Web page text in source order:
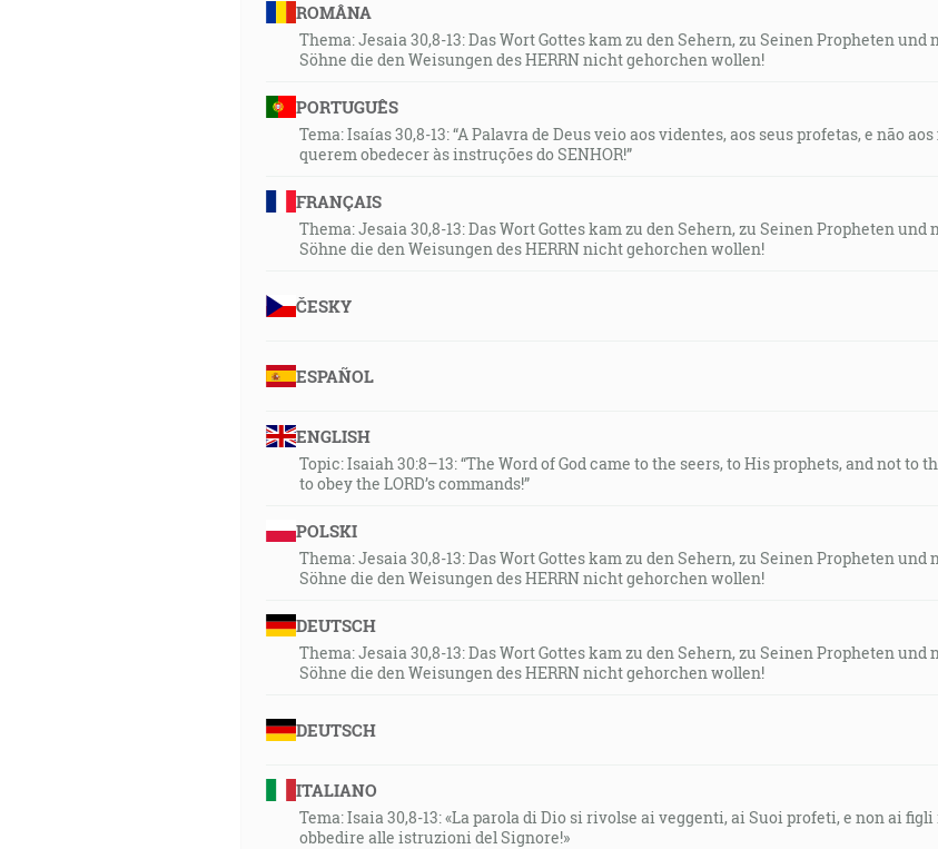
ROMÂNA
Thema: Jesaia 30,8-13: Das Wort Gottes kam zu den Sehern, zu Seinen Propheten
Söhne die den Weisungen des HERRN nicht gehorchen wollen!
PORTUGUÊS
Tema: Isaías 30,8-13: “A Palavra de Deus veio aos videntes, aos seus profetas, e não
querem obedecer às instruções do SENHOR!”
FRANÇAIS
Thema: Jesaia 30,8-13: Das Wort Gottes kam zu den Sehern, zu Seinen Propheten
Söhne die den Weisungen des HERRN nicht gehorchen wollen!
ČESKY
ESPAÑOL
ENGLISH
Topic: Isaiah 30:8–13: “The Word of God came to the seers, to His prophets, and not to
to obey the LORD’s commands!”
POLSKI
Thema: Jesaia 30,8-13: Das Wort Gottes kam zu den Sehern, zu Seinen Propheten
Söhne die den Weisungen des HERRN nicht gehorchen wollen!
DEUTSCH
Thema: Jesaia 30,8-13: Das Wort Gottes kam zu den Sehern, zu Seinen Propheten
Söhne die den Weisungen des HERRN nicht gehorchen wollen!
DEUTSCH
ITALIANO
Tema: Isaia 30,8-13: «La parola di Dio si rivolse ai veggenti, ai Suoi profeti, e non ai
obbedire alle istruzioni del Signore!»